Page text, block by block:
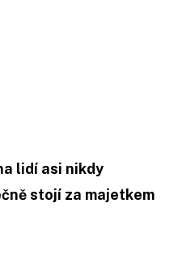
lidí asi nikdy
stojí za majetkem